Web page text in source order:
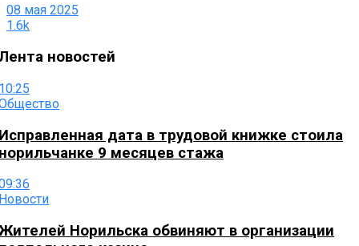
08 мая 2025
1.6k
новостей
дата в трудовой книжке стоила
9 месяцев стажа
Норильска обвиняют в организации